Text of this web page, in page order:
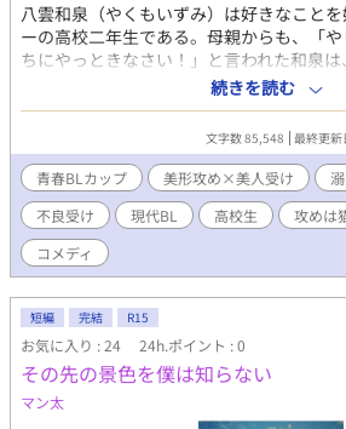
八雲和泉（やくもいずみ）は好きなこと
ーの高校二年生である。母親からも、「
ちにやっときなさい！」と言われた和泉
トロベリーブロンド、ピアスも好きなよう
春（不登校気味）を謳歌していた。 そん
王子こと美術部の國近耀（くにちかよう
チを描いていた事を知る。特に交流もな
いたのか不思議に思う和泉。 だか和泉は
登校から留年のピンチに陥っていると担任
で、それを回避する手助けを耀に頼むこと
もらいに行ってしまう和泉。ついつい世話
して楽しい学生生活を送るようになるのだ
が誕生するまでのお話である。 世話焼き
由人美人受け （初めは受けがブンブン振
グイグイくる感じ） *主人公髪色変更しま
た！ゆるく番外編更新予定です！ *R15は
か変な所は温かい目でスルーお願いします
続きを読む
文字数 85,548 最終更
青春BLカップ​ 美形攻め×美人受け
不良受け
現代BL 高校生
攻めは
コメディ
短編 完結 R15
お気に入り : 24 24h.ポイント : 0
その先の景色を僕は知らない
マン太